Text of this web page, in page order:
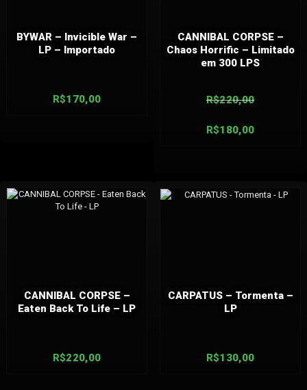
BYWAR – Invicible War –
LP – Importado
R$170,00
CANNIBAL CORPSE –
Chaos Horrific – Limitado
em 300 LPS
R$220,00
R$180,00
CANNIBAL CORPSE –
Eaten Back To Life – LP
R$220,00
CARPATUS – Tormenta –
LP
R$130,00